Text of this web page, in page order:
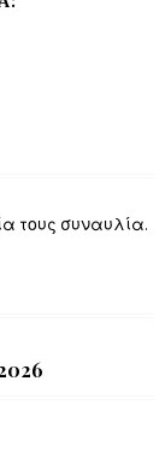
τους συναυλία.